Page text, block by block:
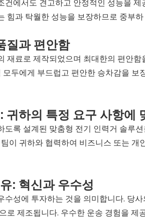
에서도 견고하고 안정적인 성능을
힘과 탁월한 성능을 보장하므로 중부
질과 편안함
재료로 제작되었으며 최대한의 편안
두에게 부드럽고 편안한 승차감을
귀하의 특정 요구 사항에
록 설계된 맞춤형 전기 인력거 솔루
이 귀하와 협력하여 비즈니스 또는
: 혁신과 우수성
성에 투자하는 것을 의미합니다. 당
로 제조됩니다. 우수한 운송 경험을 제